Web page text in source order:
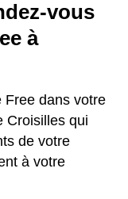
vous
à
Free dans votre
Croisilles qui
de votre
à votre